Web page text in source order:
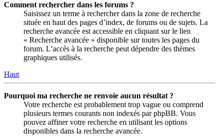
Comment rechercher dans les forums ?
Saisissez un terme à rechercher dans la zone de recherche
située en haut des pages d’index, de forums ou de sujets. La
recherche avancée est accessible en cliquant sur le lien
« Recherche avancée » disponible sur toutes les pages du
forum. L’accès à la recherche peut dépendre des thèmes
graphiques utilisés.
Haut
Pourquoi ma recherche ne renvoie aucun résultat ?
Votre recherche est probablement trop vague ou comprend
plusieurs termes courants non indexés par phpBB. Vous
pouvez affiner votre recherche en utilisant les options
disponibles dans la recherche avancée.